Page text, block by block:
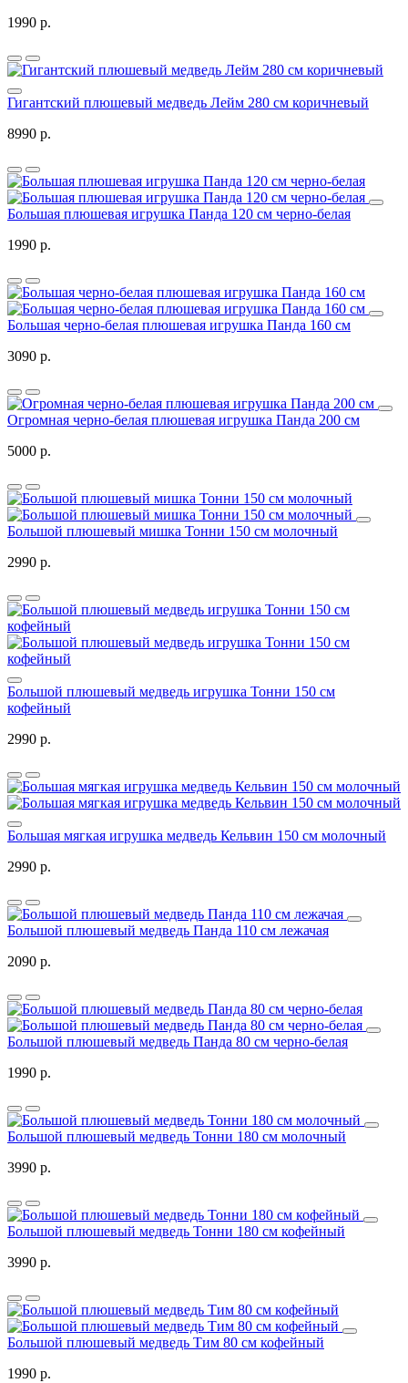
1990 р.
Гигантский плюшевый медведь Лейм 280 см коричневый
8990 р.
Большая плюшевая игрушка Панда 120 см черно-белая
1990 р.
Большая черно-белая плюшевая игрушка Панда 160 см
3090 р.
Огромная черно-белая плюшевая игрушка Панда 200 см
5000 р.
Большой плюшевый мишка Тонни 150 см молочный
2990 р.
Большой плюшевый медведь игрушка Тонни 150 см
кофейный
2990 р.
Большая мягкая игрушка медведь Кельвин 150 см молочный
2990 р.
Большой плюшевый медведь Панда 110 см лежачая
2090 р.
Большой плюшевый медведь Панда 80 см черно-белая
1990 р.
Большой плюшевый медведь Тонни 180 см молочный
3990 р.
Большой плюшевый медведь Тонни 180 см кофейный
3990 р.
Большой плюшевый медведь Тим 80 см кофейный
1990 р.